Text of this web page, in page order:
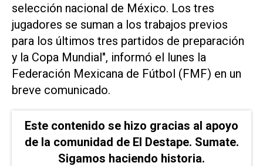
selección nacional ‌de México. Los tres
jugadores se suman ⁠a los trabajos previos
para los últimos tres partidos de preparación
y la Copa Mundial", informó el lunes la ​
Federación ‌Mexicana de Fútbol (FMF) en un
breve comunicado.
Este contenido se hizo gracias al apoyo
de la comunidad de El Destape. Sumate.
Sigamos haciendo historia.